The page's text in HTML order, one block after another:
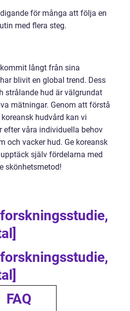
för många att följa en
med flera steg.
långt från sina
blivit en global trend. Dess
strålande hud är välgrundat
mätningar. Genom att förstå
hudvård kan vi
efter våra individuella behov
och vacker hud. Ge koreansk
själv fördelarna med
skönhetsmetod!
FAQ